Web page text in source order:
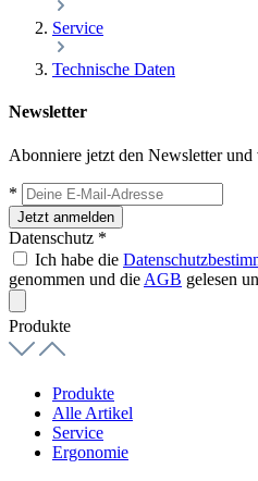
Service
Technische Daten
Newsletter
Abonniere jetzt den Newsletter und
*
Jetzt anmelden
Datenschutz *
Ich habe die
genommen und die AGB gelesen
Produkte
Produkte
Alle Artikel
Service
Ergonomie